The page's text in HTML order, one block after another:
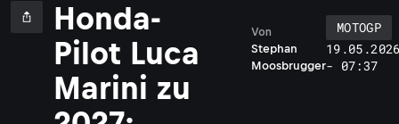
Honda-
Pilot Luca
Marini zu
Stephan
Moosbrugger
Von
MOTOGP
- 07:37